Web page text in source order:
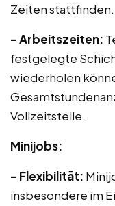
Zeiten stattfinden.
– Arbeitszeiten:
festgelegte
wiederholen
Vollzeitstelle.
Minijobs:
– Flexibilität:
insbesondere im